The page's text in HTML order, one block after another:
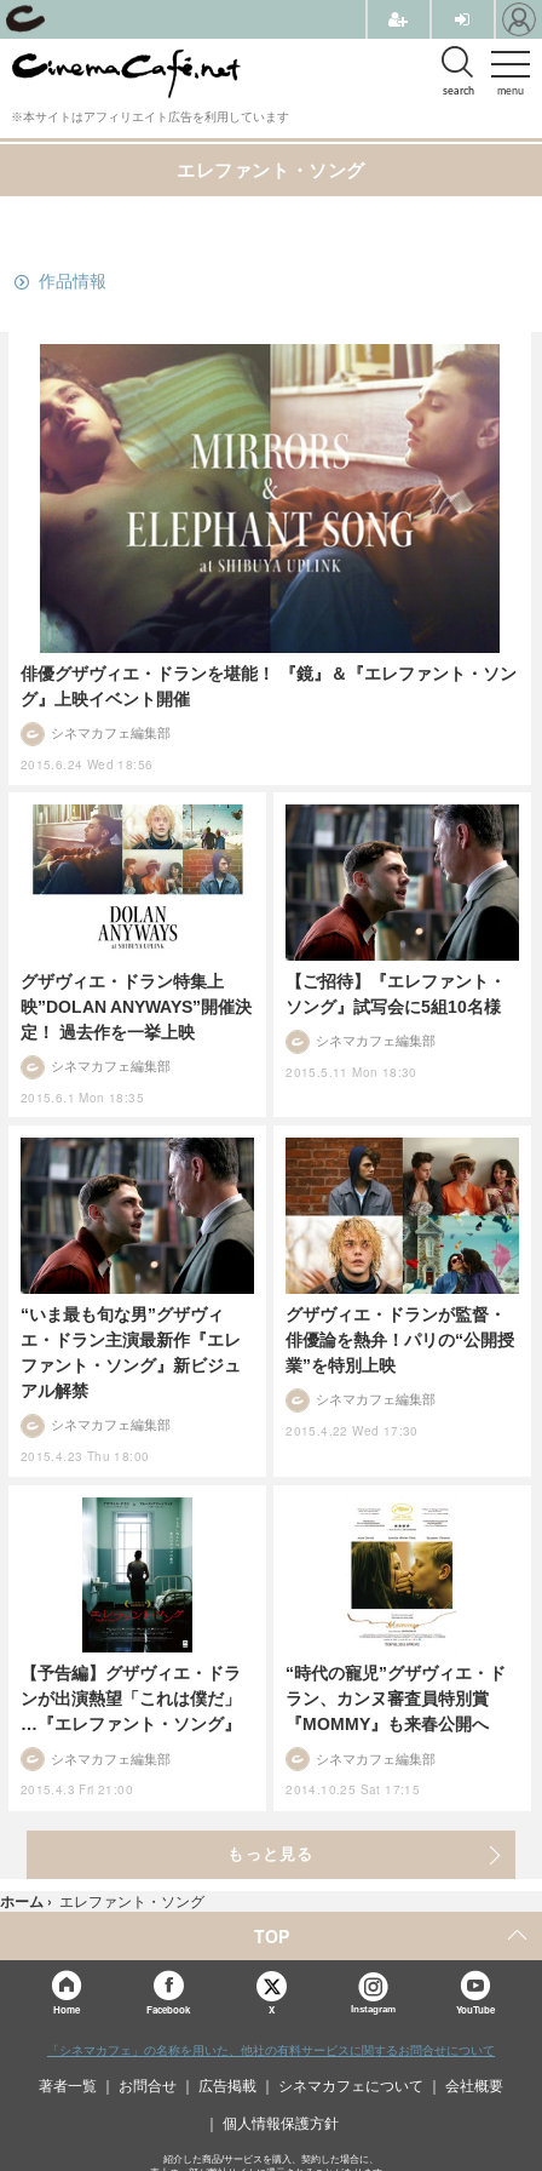
menu
search
※本サイトはアフィリエイト広告を利用しています
エレファント・ソング
作品情報
俳優グザヴィエ・ドランを堪能！ 『鏡』＆『エレファント・ソン
グ』上映イベント開催
2015.6.24 Wed 18:56
シネマカフェ編集部
グザヴィエ・ドラン特集上
映”DOLAN ANYWAYS”開催決
定！ 過去作を一挙上映
2015.6.1 Mon 18:35
シネマカフェ編集部
【ご招待】『エレファント・
ソング』試写会に5組10名様
2015.5.11 Mon 18:30
シネマカフェ編集部
“いま最も旬な男”グザヴィ
エ・ドラン主演最新作『エレ
ファント・ソング』新ビジュ
アル解禁
2015.4.23 Thu 18:00
シネマカフェ編集部
グザヴィエ・ドランが監督・
俳優論を熱弁！パリの“公開授
業”を特別上映
2015.4.22 Wed 17:30
シネマカフェ編集部
【予告編】グザヴィエ・ドラ
ンが出演熱望「これは僕だ」
…『エレファント・ソング』
2015.4.3 Fri 21:00
シネマカフェ編集部
“時代の寵児”グザヴィエ・ド
ラン、カンヌ審査員特別賞
『MOMMY』も来春公開へ
2014.10.25 Sat 17:15
シネマカフェ編集部
もっと見る
ホーム › エレファント・ソング
TOP
Home Facebook X Instagram YouTube
「シネマカフェ」の名称を用いた、他社の有料サービスに関するお問合せについて
著者一覧 お問合せ 広告掲載 シネマカフェについて 会社概要
個人情報保護方針
紹介した商品/サービスを購入、契約した場合に、